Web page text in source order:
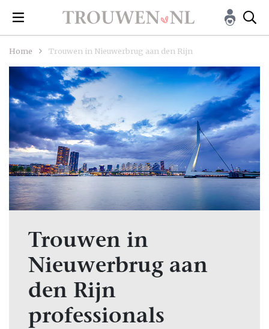
Home Trouwen in Nieuwerbrug aan den Rijn
Trouwen in
Nieuwerbrug aan
den Rijn
professionals